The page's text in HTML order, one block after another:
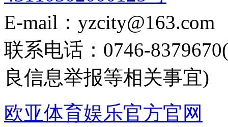
E-mail：yzcity@163.com
联系电话：0746-
良信息举报等相关事宜)
欧亚体育娱乐官方官网